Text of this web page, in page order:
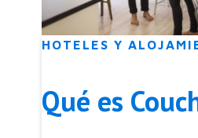
HOTELES Y
Qué es